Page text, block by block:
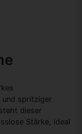
und spritziger
dieser
Stärke, ideal